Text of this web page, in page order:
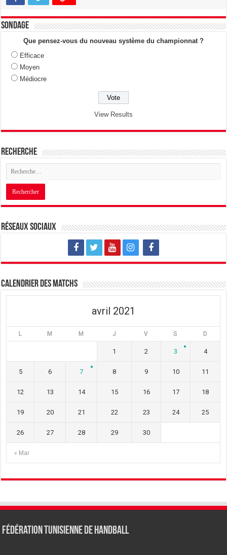
Sondage
Que pensez-vous du nouveau système du championnat ?
Efficace
Moyen
Médiocre
View Results
Recherche
Réseaux sociaux
Calendrier des matchs
avril 2021
L M M J V S D
« Mar
1 2 3 4
5 6 7 8 9 10 11
12 13 14 15 16 17 18
19 20 21 22 23 24 25
26 27 28 29 30
Fédération tunisienne de Handball